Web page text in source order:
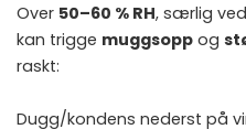
Over 50–60 % RH, særlig
kan trigge muggsopp og
raskt:
Dugg/kondens nederst på